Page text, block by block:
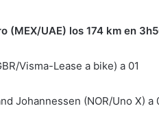
(MEX/UAE) los 174 km en
Visma-Lease a bike) a 01
Johannessen (NOR/Uno X) a